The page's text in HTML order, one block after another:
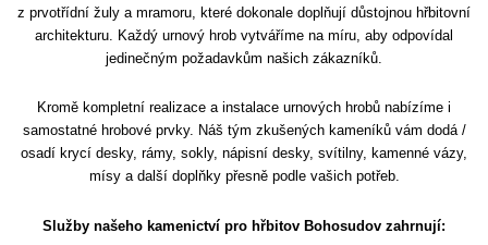
z prvotřídní žuly a mramoru, které dokonale doplňují důstojnou hřbitovní
architekturu. Každý urnový hrob vytváříme na míru, aby odpovídal
jedinečným požadavkům našich zákazníků.
Kromě kompletní realizace a instalace urnových hrobů nabízíme i
samostatné hrobové prvky. Náš tým zkušených kameníků vám dodá /
osadí krycí desky, rámy, sokly, nápisní desky, svítilny, kamenné vázy,
mísy a další doplňky přesně podle vašich potřeb.
Služby našeho kamenictví pro hřbitov Bohosudov zahrnují: